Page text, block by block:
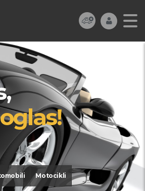
Motocikli